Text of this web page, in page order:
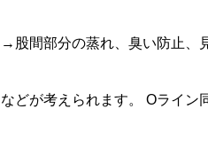
→股間部分の蒸れ、臭い防止、
などが考えられます。 Oライ